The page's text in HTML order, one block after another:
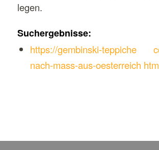
legen.
Suchergebnisse:
https://gembinski-teppiche
nach-mass-aus-oesterreich